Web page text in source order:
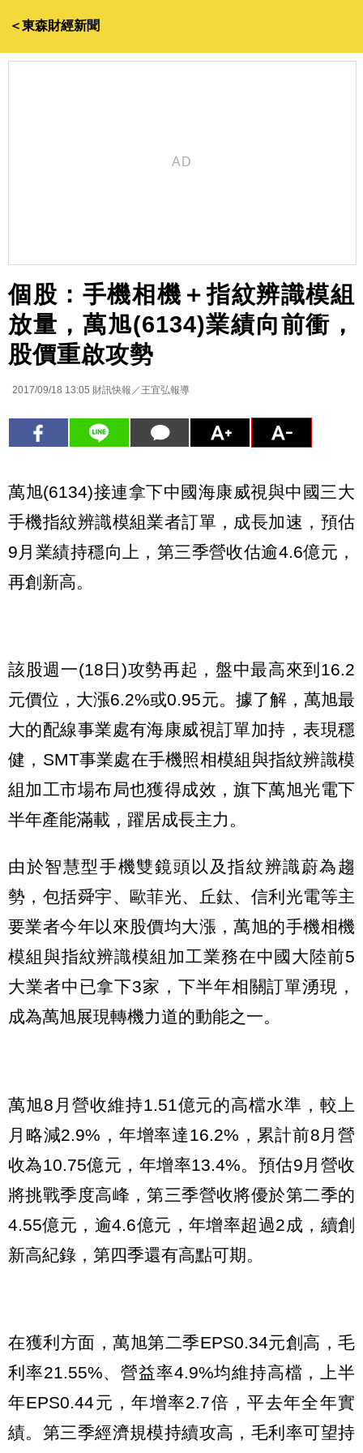
＜東森財經新聞
個股：手機相機＋指紋辨識模組
放量，萬旭(6134)業績向前衝，
股價重啟攻勢
2017/09/18 13:05 財訊快報／王宜弘報導
萬旭(6134)接連拿下中國海康威視與中國三大
手機指紋辨識模組業者訂單，成長加速，預估
9月業績持穩向上，第三季營收估逾4.6億元，
再創新高。
該股週一(18日)攻勢再起，盤中最高來到16.2
元價位，大漲6.2%或0.95元。據了解，萬旭最
大的配線事業處有海康威視訂單加持，表現穩
健，SMT事業處在手機照相模組與指紋辨識模
組加工市場布局也獲得成效，旗下萬旭光電下
半年產能滿載，躍居成長主力。
由於智慧型手機雙鏡頭以及指紋辨識蔚為趨
勢，包括舜宇、歐菲光、丘鈦、信利光電等主
要業者今年以來股價均大漲，萬旭的手機相機
模組與指紋辨識模組加工業務在中國大陸前5
大業者中已拿下3家，下半年相關訂單湧現，
成為萬旭展現轉機力道的動能之一。
萬旭8月營收維持1.51億元的高檔水準，較上
月略減2.9%，年增率達16.2%，累計前8月營
收為10.75億元，年增率13.4%。預估9月營收
將挑戰季度高峰，第三季營收將優於第二季的
4.55億元，逾4.6億元，年增率超過2成，續創
新高紀錄，第四季還有高點可期。
在獲利方面，萬旭第二季EPS0.34元創高，毛
利率21.55%、營益率4.9%均維持高檔，上半
年EPS0.44元，年增率2.7倍，平去年全年實
績。第三季經濟規模持續攻高，毛利率可望持